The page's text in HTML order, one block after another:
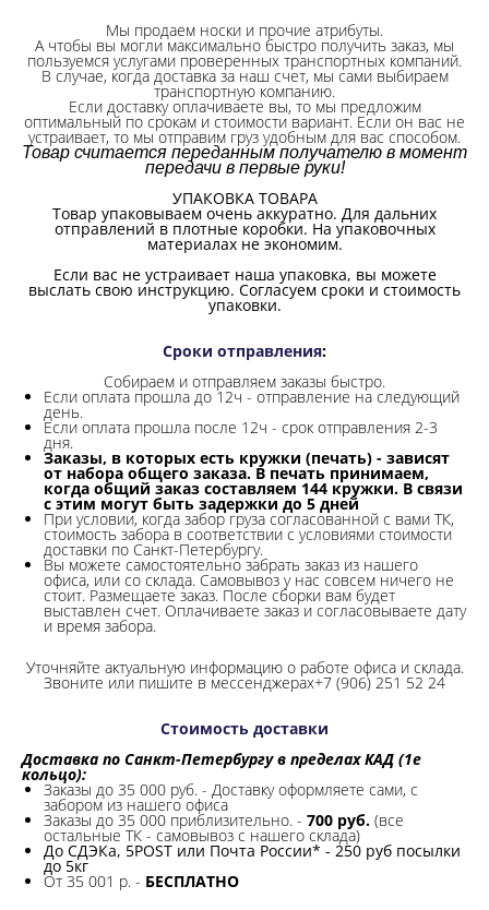
Мы продаем носки и прочие атрибуты.
А чтобы вы могли максимально быстро получить заказ, мы
пользуемся услугами проверенных транспортных компаний.
В случае, когда доставка за наш счет, мы сами выбираем
транспортную компанию.
Если доставку оплачиваете вы, то мы предложим
оптимальный по срокам и стоимости вариант. Если он вас не
устраивает, то мы отправим груз удобным для вас способом.
Товар считается переданным получателю в момент
передачи в первые руки!
УПАКОВКА ТОВАРА
Товар упаковываем очень аккуратно. Для дальних
отправлений в плотные коробки. На упаковочных
материалах не экономим.
Если вас не устраивает наша упаковка, вы можете
выслать свою инструкцию. Согласуем сроки и стоимость
упаковки.
Сроки отправления:
Собираем и отправляем заказы быстро.
Если оплата прошла до 12ч - отправление на следующий
день.
Если оплата прошла после 12ч - срок отправления 2-3
дня.
Заказы, в которых есть кружки (печать) - зависят
от набора общего заказа. В печать принимаем,
когда общий заказ составляем 144 кружки. В связи
с этим могут быть задержки до 5 дней
При условии, когда забор груза согласованной с вами ТК,
стоимость забора в соответствии с условиями стоимости
доставки по Санкт-Петербургу.
Вы можете самостоятельно забрать заказ из нашего
офиса, или со склада. Самовывоз у нас совсем ничего не
стоит. Размещаете заказ. После сборки вам будет
выставлен счет. Оплачиваете заказ и согласовываете дату
и время забора.
Уточняйте актуальную информацию о работе офиса и склада.
Звоните или пишите в мессенджерах+7 (906) 251 52 24
Стоимость доставки
Доставка по Санкт-Петербургу в пределах КАД (1е
кольцо):
Заказы до 35 000 руб. - Доставку оформляете сами, с
забором из нашего офиса
Заказы до 35 000 приблизительно. - 700 руб. (все
остальные ТК - самовывоз с нашего склада)
До СДЭКа, 5POST или Почта России* - 250 руб посылки
до 5кг
От 35 001 р. - БЕСПЛАТНО